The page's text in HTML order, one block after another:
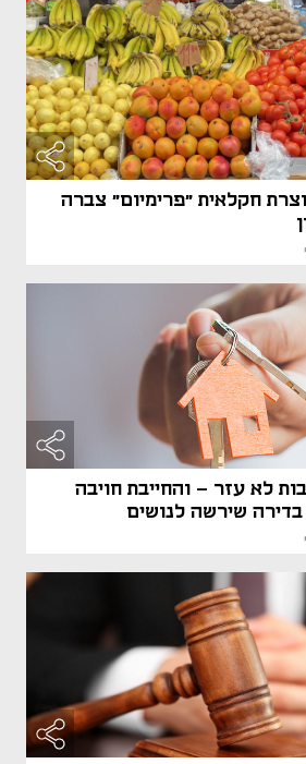
חקלאית "פרימיום" צברה
לא עזר - והחייבת חויבה
שירשה לנושים